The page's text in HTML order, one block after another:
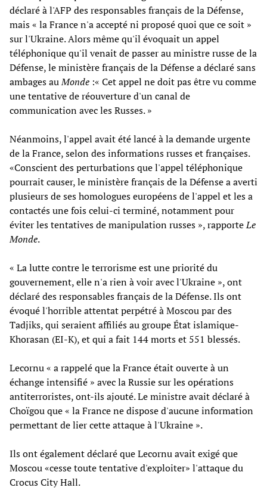
déclaré à l'AFP des responsables français de la Défense,
mais « la France n'a accepté ni proposé quoi que ce soit »
sur l'Ukraine. Alors même qu'il évoquait un appel
téléphonique qu'il venait de passer au ministre russe de la
Défense, le ministère français de la Défense a déclaré sans
ambages auMonde :« Cet appel ne doit pas être vu comme
une tentative de réouverture d'un canal de
communication avec les Russes. »
Néanmoins, l'appel avait été lancé à la demande urgente
de la France, selon des informations russes et françaises.
«Conscient des perturbations que l'appel téléphonique
pourrait causer, le ministère français de la Défense a averti
plusieurs de ses homologues européens de l'appel et les a
contactés une fois celui-ci terminé, notamment pour
éviter les tentatives de manipulation russes », rapporteLe
Monde.
« La lutte contre le terrorisme est une priorité du
gouvernement, elle n'a rien à voir avec l'Ukraine », ont
déclaré des responsables français de la Défense. Ils ont
évoqué l'horrible attentat perpétré à Moscou par des
Tadjiks, qui seraient affiliés au groupe État islamique-
Khorasan (EI-K), et qui a fait 144 morts et 551 blessés.
Lecornu « a rappelé que la France était ouverte à un
échange intensifié » avec la Russie sur les opérations
antiterroristes, ont-ils ajouté. Le ministre avait déclaré à
Choïgou que « la France ne dispose d'aucune information
permettant de lier cette attaque à l'Ukraine ».
Ils ont également déclaré que Lecornu avait exigé que
Moscou «cesse toute tentative d'exploiter» l'attaque du
Crocus City Hall.